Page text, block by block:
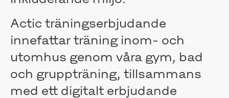
Prenumerera
Kontakt
Actic träningserbjudande
innefattar träning inom- och
utomhus genom våra gym, bad
och gruppträning, tillsammans
med ett digitalt erbjudande